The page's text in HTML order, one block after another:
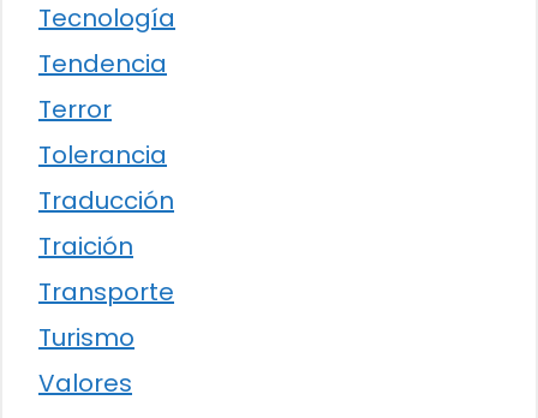
Tecnología
Tendencia
Terror
Tolerancia
Traducción
Traición
Transporte
Turismo
Valores